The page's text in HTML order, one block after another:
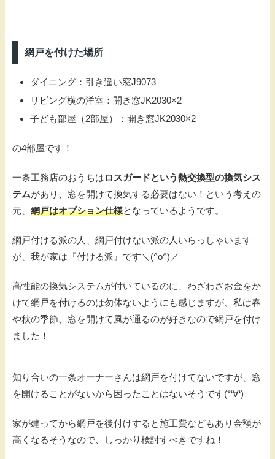
網戸を付けた場所
ダイニング：引き違い窓J9073
リビング横の洋室：開き窓JK2030×2
子ども部屋（2部屋）：開き窓JK2030×2
の4部屋です！
一条工務店のおうちはロスガードという熱交換型の換気シス
テムがあり、窓を開けて換気する必要はない！という考えの
元、 網戸はオプション仕様となっているようです。
網戸付ける派の人、網戸付けない派の人いらっしゃいます
が、我が家は『付ける派』です＼(^o^)／
高性能の換気システムが付いているのに、わざわざお金をか
けて網戸を付けるのは勿体ないようにも感じますが、私は春
や秋の季節、窓を開けて風が通るのが好きなので網戸を付け
ました！
知り合いの一条オーナーさんは網戸を付けてないですが、窓
を開けることがないから困ったことはないそうです(*‘∀‘)
家が建ってから網戸を後付けすると施工費などもあり金額が
高くなるそうなので、しっかり検討すべきですね！